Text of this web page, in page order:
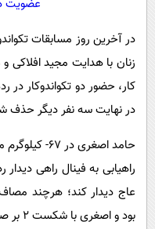
عضویت
در آخرین روز مسابقات
زنان با هدایت مجید افلاکی
کار، حضور دو تکواندوکار
در نهایت سه نفر دیگر حذف
حامد اصغری
راهیابی به فینال راهی
عاج دیدار کند؛ هرچند مصاف
بود و اصغری با شکست ۲ بر صفر پنجم شد.